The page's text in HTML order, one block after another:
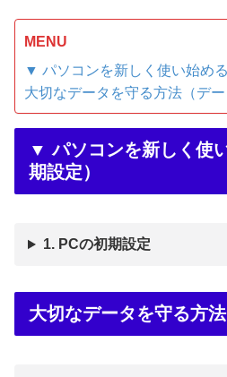
MENU
▼ パソコンを新しく使い始め
大切なデータを守る方法（デー
▼ パソコンを新しく使
期設定）
1. PCの初期設定
大切なデータを守る方法